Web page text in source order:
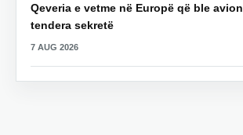
Qeveria e vetme në Europë që ble
tendera sekretë
7 AUG 2026